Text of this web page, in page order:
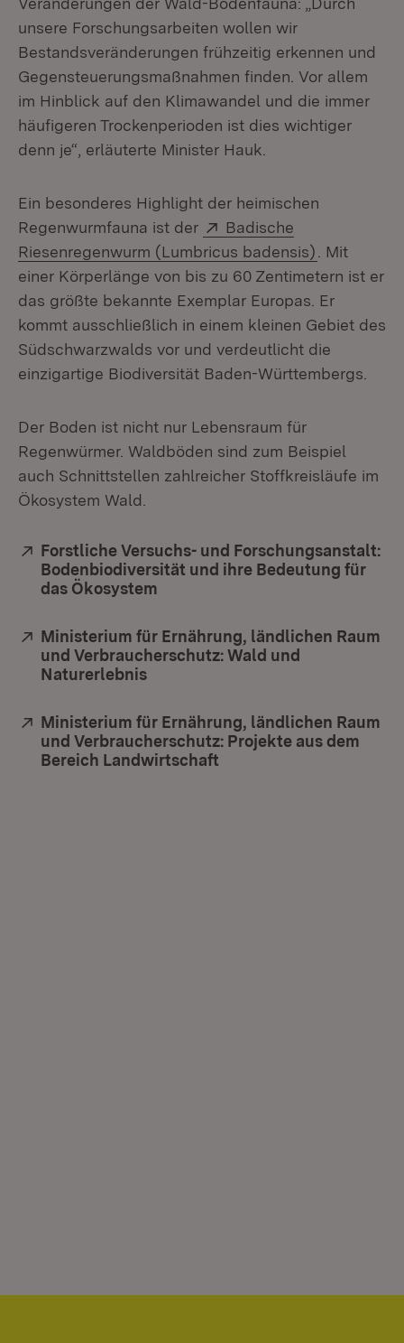
unsere Forschungsarbeiten wollen wir
Bestandsveränderungen frühzeitig erkennen und
Gegensteuerungsmaßnahmen finden. Vor allem
im Hinblick auf den Klimawandel und die immer
häufigeren Trockenperioden ist dies wichtiger
denn je“, erläuterte Minister Hauk.
Ein besonderes Highlight der heimischen
Regenwurmfauna ist der
Extern:
Badische
Riesenregenwurm (Lumbricus badensis) (Öffnet in
. Mit
einer Körperlänge von bis zu 60 Zentimetern ist er
das größte bekannte Exemplar Europas. Er
kommt ausschließlich in einem kleinen Gebiet des
Südschwarzwalds vor und verdeutlicht die
einzigartige Biodiversität Baden-Württembergs.
Der Boden ist nicht nur Lebensraum für
Regenwürmer. Waldböden sind zum Beispiel
auch Schnittstellen zahlreicher Stoffkreisläufe im
Ökosystem Wald.
Extern:
Forstliche Versuchs- und Forschungsanstalt:
Bodenbiodiversität und ihre Bedeutung für
das Ökosystem
Extern:
Ministerium für Ernährung, ländlichen Raum
und Verbraucherschutz: Wald und
Naturerlebnis
Extern:
Ministerium für Ernährung, ländlichen Raum
und Verbraucherschutz: Projekte aus dem
Bereich Landwirtschaft